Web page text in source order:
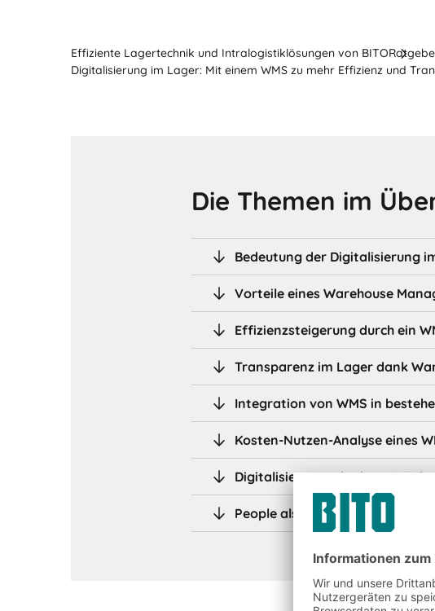
Effiziente Lagertechnik und Intralogistiklösungen von BITO
Digitalisierung im Lager: Mit einem WMS zu mehr Effizienz und
Die Themen im
Bedeutung der Digitalisierung
Vorteile eines Warehouse
Effizienzsteigerung durch ein
Transparenz im Lager dank
Integration von WMS in
Kosten-Nutzen-Analyse eines
Digitalisierung mit einem WMS
People also ask